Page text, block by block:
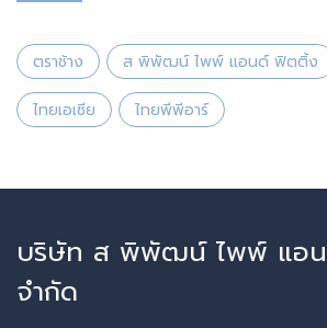
ตราช้าง ส พิพัฒน์ ไพพ์ แอนด์ ฟิตติ้ง
ไทยเอเซีย ไทยพีพีอาร์
บริษัท ส พิพัฒน์ ไพพ์ แอ
จำกัด